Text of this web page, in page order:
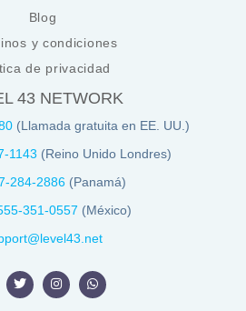
Blog
y condiciones
de privacidad
43 NETWORK
(Llamada gratuita en EE. UU.)
1143 (Reino Unido Londres)
284-2886 (Panamá)
351-0557 (México)